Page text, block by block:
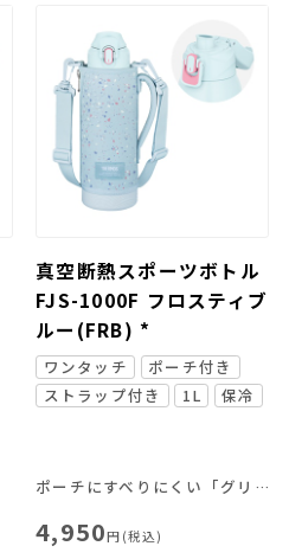
真空断熱スポーツボトル
FJS-1000F フロスティブ
ルー(FRB) *
ワンタッチ
ポーチ付き
ストラップ付き
1L 保冷
ポーチにすべりにくい「グリップサポート」を採用！さらに飲みやすくなりました。
4,950円(税込)